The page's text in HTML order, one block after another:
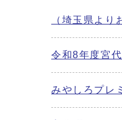
（埼玉県よ
令和8年度宮
みやしろプレ